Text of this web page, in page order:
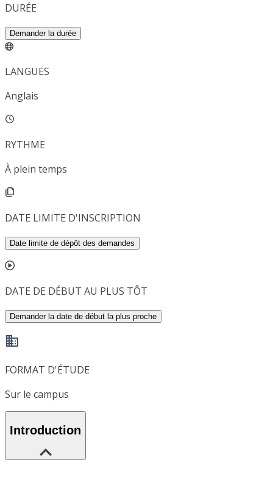
DURÉE
Demander la durée
LANGUES
Anglais
RYTHME
À plein temps
DATE LIMITE D'INSCRIPTION
Date limite de dépôt des demandes
DATE DE DÉBUT AU PLUS TÔT
Demander la date de début la plus proche
FORMAT D'ÉTUDE
Sur le campus
Introduction